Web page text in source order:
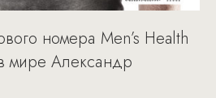
номера Men’s Health
мире Александр